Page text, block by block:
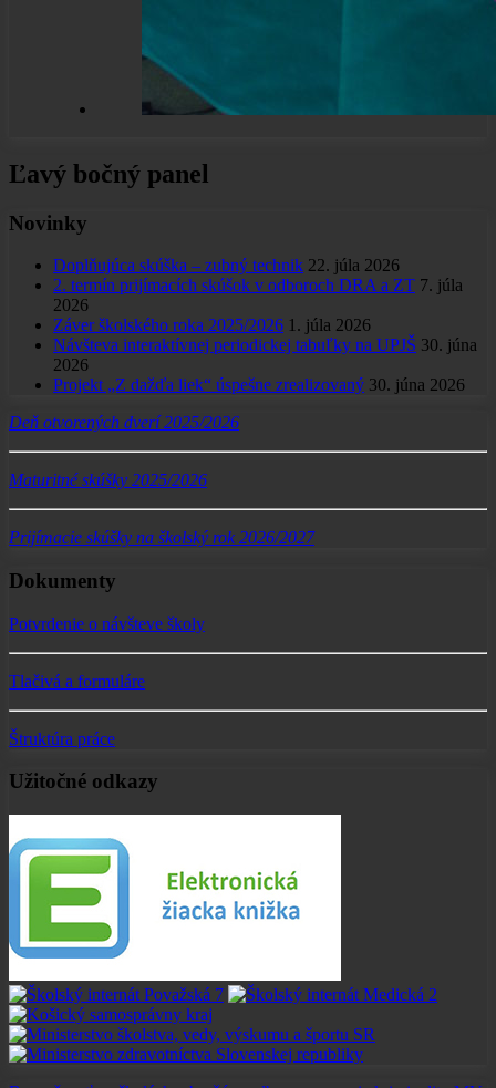
Ľavý bočný panel
Novinky
Doplňujúca skúška – zubný technik 22. júla 2026
2. termín prijímacích skúšok v odboroch DRA a ZT 7. júla
2026
Záver školského roka 2025/2026 1. júla 2026
Návšteva interaktívnej periodickej tabuľky na UPJŠ 30. júna
2026
Projekt „Z dažďa liek“ úspešne zrealizovaný 30. júna 2026
Deň otvorených dverí 2025/2026
Maturitné skúšky 2025/2026
Prijímacie skúšky na školský rok 2026/2027
Dokumenty
Potvrdenie o návšteve školy
Tlačivá a formuláre
Štruktúra práce
Užitočné odkazy